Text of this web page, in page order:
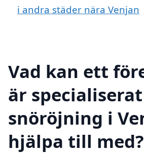
i andra städer nära Venjan
Vad kan ett
är
snöröjning i
hjälpa till med?